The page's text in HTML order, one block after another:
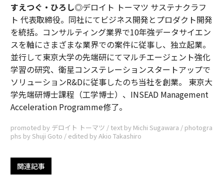
すえつぐ・ひろし◎デロイト トーマツ サステナクラフ
ト 代表取締役。同社にてビジネス開発とプロダクト開発
を統括。コンサルティング業界で10年強データサイエン
スを軸にさまざまな業界での案件に従事し、独立起業。
並行して東京大学の先端研にてマルチエージェント強化
学習の研究、衛星コンステレーションスタートアップで
ソリューションR&Dに従事したのち当社を創業。 東京大
学先端研博士課程（工学博士）、INSEAD Management
Acceleration Programme修了。
promoted by デロイト トーマツ / text by Michi Sugawara / photogra
phs by Shuji Goto / edited by Akio Takashiro
関連記事